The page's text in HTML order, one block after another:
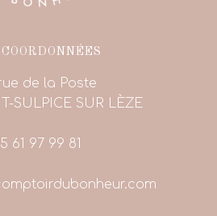
de la Poste
SULPICE SUR LÈZE
61 97 99 81